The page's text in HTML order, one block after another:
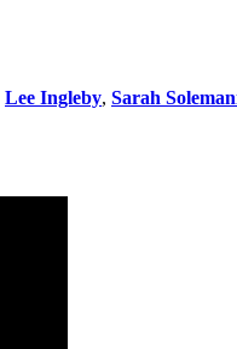
Lee Ingleby, Sarah